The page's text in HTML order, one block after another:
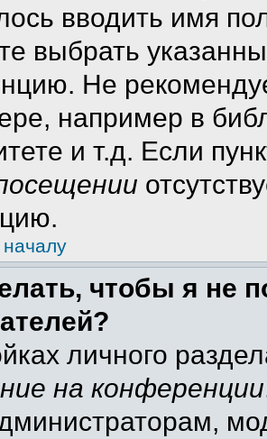
вводить имя
выбрать
Не
например в
и т.д. Если
началу
чтобы я не
личного
на конференции